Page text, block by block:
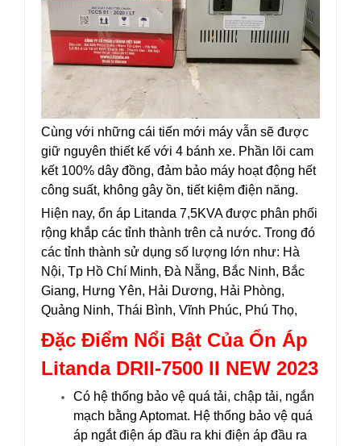
Cùng với những cái tiến mới máy vẫn sẽ được
giữ nguyên thiết kế với 4 bánh xe. Phần lõi cam
kết 100% dây đồng, đảm bảo máy hoạt động hết
công suất, không gây ồn, tiết kiệm điện năng.
Hiện nay, ổn áp Litanda 7,5KVA được phân phối
rộng khắp các tỉnh thành trên cả nước. Trong đó
các tỉnh thành sử dụng số lượng lớn như: Hà
Nội, Tp Hồ Chí Minh, Đà Nẵng, Bắc Ninh, Bắc
Giang, Hưng Yên, Hải Dương, Hải Phòng,
Quảng Ninh, Thái Bình, Vĩnh Phúc, Phú Thọ,
Đặc Điểm Nổi Bật Của Ổn Áp
Litanda DRII-7500 II NEW 2023
Có hệ thống bảo vệ quá tải, chập tải, ngắn
mạch bằng Aptomat. Hệ thống bảo vệ quá
áp ngắt điện áp đầu ra khi điện áp đầu ra